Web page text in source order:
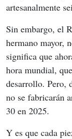
artesanalmente
Sin embargo, el
hermano mayor,
significa que
hora mundial,
desarrollo. Pero,
no se fabricarán
30 en 2025.
Y es que cada